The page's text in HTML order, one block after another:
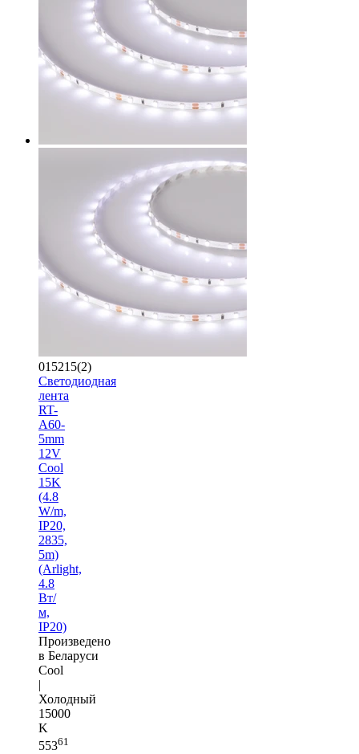
015215(2)
Светодиодная
лента
RT-
A60-
5mm
12V
Cool
15K
(4.8
W/m,
IP20,
2835,
5m)
(Arlight,
4.8
Вт/
м,
IP20)
Произведено
в Беларуси
Cool
|
Холодный
15000
K
55361